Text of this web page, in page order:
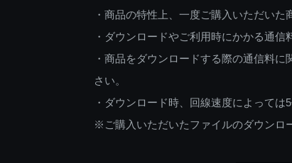
・商品の特性上、一度ご購入いただい
・ダウンロードやご利用時にかかる通信
・商品をダウンロードする際の通信料
さい。
・ダウンロード時、回線速度によっては
※ご購入いただいたファイルのダウンロ